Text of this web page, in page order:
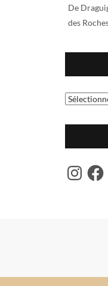
De
des
Archives
Instagram